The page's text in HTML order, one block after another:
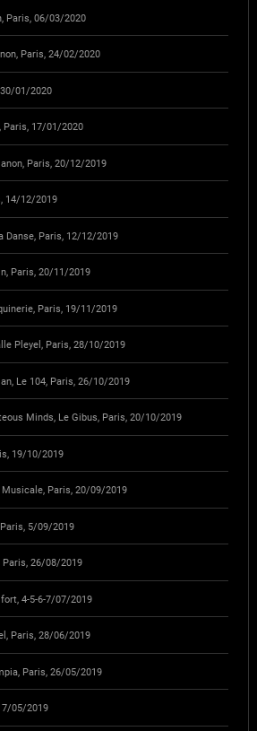
Paris, 06/03/2020
Paris, 24/02/2020
01/2020
Paris, 17/01/2020
Paris, 20/12/2019
14/12/2019
Danse, Paris, 12/12/2019
Paris, 20/11/2019
Paris, 19/11/2019
Pleyel, Paris, 28/10/2019
Le 104, Paris, 26/10/2019
Minds, Le Gibus, Paris, 20/10/2019
19/10/2019
Musicale, Paris, 20/09/2019
5/09/2019
Paris, 26/08/2019
4-5-6-7/07/2019
Paris, 28/06/2019
Paris, 26/05/2019
7/05/2019